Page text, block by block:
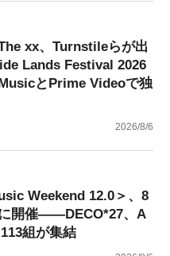
xx、Turnstileらが出
Lands Festival 2026
とPrime Videoで独
2026/8/6
Weekend 12.0＞、8
開催——DECO*27、A
組が集結